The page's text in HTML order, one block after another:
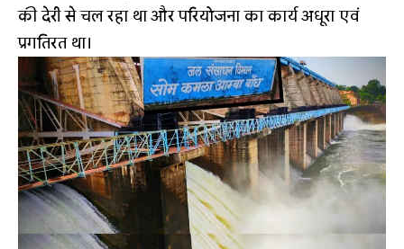
की देरी से चल रहा था और परियोजना का कार्य अधूरा एवं
प्रगतिरत था।